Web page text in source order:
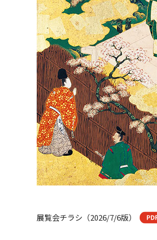
展覧会チラシ（2026/7/6版）